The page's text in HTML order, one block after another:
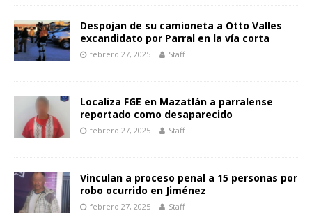
Despojan de su camioneta a Otto Valles
excandidato por Parral en la vía corta
febrero 27, 2025 Staff
Localiza FGE en Mazatlán a parralense
reportado como desaparecido
febrero 27, 2025 Staff
Vinculan a proceso penal a 15 personas por
robo ocurrido en Jiménez
febrero 27, 2025 Staff